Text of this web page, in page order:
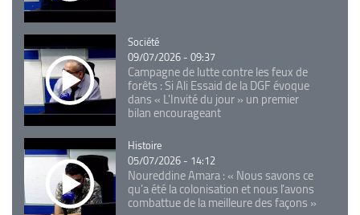
Catégorie
Société
09/07/2026 - 09:37
Campagne de lutte contre les feux de
forêts : Si Ali Essaid de la DGF évoque
dans « L'Invité du jour » un premier
bilan encourageant
Catégorie
Histoire
05/07/2026 - 14:12
Noureddine Amara : « Nous savons ce
qu’a été la colonisation et nous l’avons
combattue de la meilleure des façons »